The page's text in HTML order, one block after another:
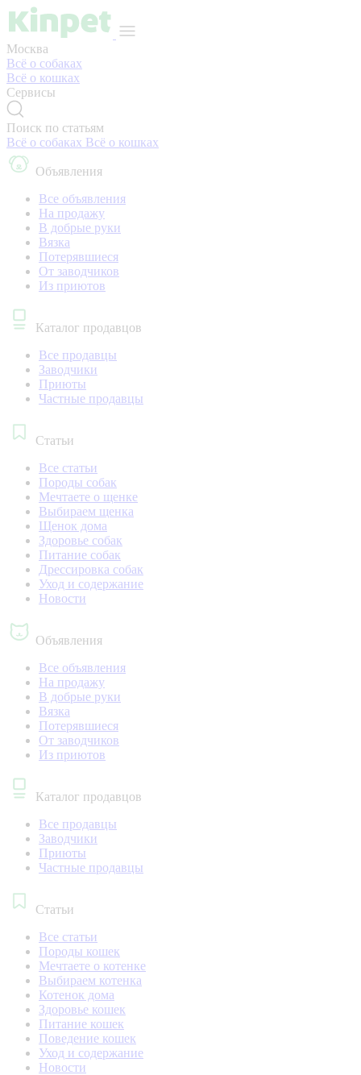
Москва
Всё о собаках
Всё о кошках
Сервисы
Поиск по статьям
Всё о собаках Всё о кошках
Объявления
Все объявления
На продажу
В добрые руки
Вязка
Потерявшиеся
От заводчиков
Из приютов
Каталог продавцов
Все продавцы
Заводчики
Приюты
Частные продавцы
Статьи
Все статьи
Породы собак
Мечтаете о щенке
Выбираем щенка
Щенок дома
Здоровье собак
Питание собак
Дрессировка собак
Уход и содержание
Новости
Объявления
Все объявления
На продажу
В добрые руки
Вязка
Потерявшиеся
От заводчиков
Из приютов
Каталог продавцов
Все продавцы
Заводчики
Приюты
Частные продавцы
Статьи
Все статьи
Породы кошек
Мечтаете о котенке
Выбираем котенка
Котенок дома
Здоровье кошек
Питание кошек
Поведение кошек
Уход и содержание
Новости